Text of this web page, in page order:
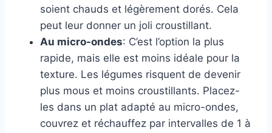
soient chauds et légèrement dorés. Cela
peut leur donner un joli croustillant.
Au micro-ondes: C’est l’option la plus
rapide, mais elle est moins idéale pour la
texture. Les légumes risquent de devenir
plus mous et moins croustillants. Placez-
les dans un plat adapté au micro-ondes,
couvrez et réchauffez par intervalles de 1 à